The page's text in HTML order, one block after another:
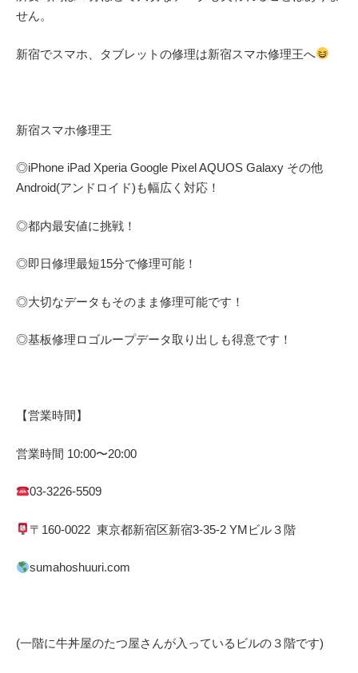
せん。
新宿でスマホ、タブレットの修理は新宿スマホ修理王へ
新宿スマホ修理王
◎iPhone iPad Xperia Google Pixel AQUOS Galaxy その他
Android(アンドロイド) も幅広く対応！
◎都内最安値に挑戦！
◎即日修理最短15分で修理可能！
◎大切なデータもそのまま修理可能です！
◎基板修理ロゴループデータ取り出しも得意です！
【営業時間】
営業時間 10:00〜20:00
03-3226-5509
〒 160-0022 東京都新宿区新宿3-35-2 YMビル３階
sumahoshuuri.com
(一階に牛丼屋のたつ屋さんが入っているビルの３階です)